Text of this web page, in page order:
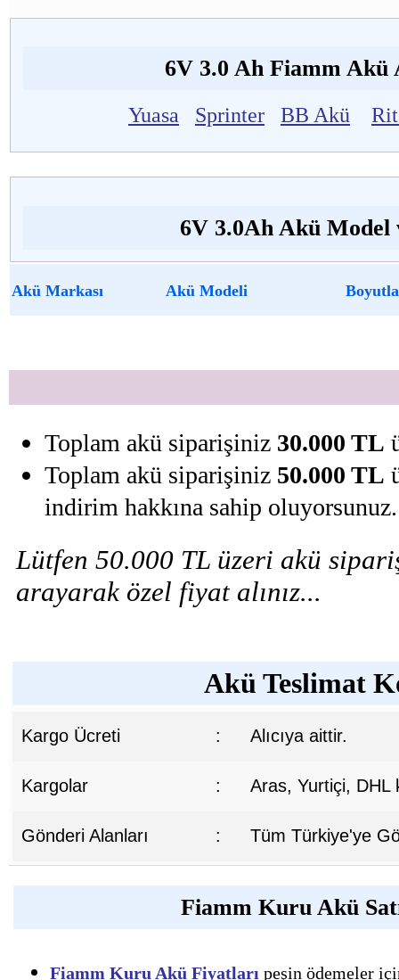
6V 3.0 Ah Fiamm
Yuasa Sprinter BB Akü
6V 3.0Ah Akü Model
Akü Markası Akü Modeli
Toplam akü siparişiniz 30.000 TL
Toplam akü siparişiniz 50.000 TL
indirim hakkına sahip oluyorsunuz.
Lütfen 50.000 TL üzeri akü
arayarak özel fiyat alınız...
Akü Teslimat
Kargo Ücreti : Alıcıya aittir.
Kargolar : Aras, Yurtiçi, DHL
Gönderi Alanları : Tüm Türkiye'ye
Fiamm Kuru Akü
Fiamm Kuru Akü Fiyatları peşin ödemeler